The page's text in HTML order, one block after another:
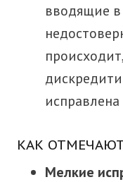
вводящие
КАК
Мелкие